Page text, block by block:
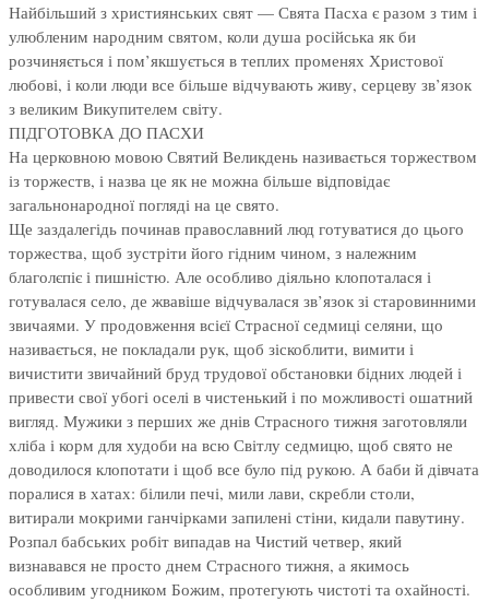
Найбільший з християнських свят — Свята Пасха є разом з тим і
улюбленим народним святом, коли душа російська як би
розчиняється і пом’якшується в теплих променях Христової
любові, і коли люди все більше відчувають живу, серцеву зв’язок
з великим Викупителем світу.
ПІДГОТОВКА ДО ПАСХИ
На церковною мовою Святий Великдень називається торжеством
із торжеств, і назва це як не можна більше відповідає
загальнонародної погляді на це свято.
Ще заздалегідь починав православний люд готуватися до цього
торжества, щоб зустріти його гідним чином, з належним
благолєпіє і пишністю. Але особливо діяльно клопоталася і
готувалася село, де жвавіше відчувалася зв’язок зі старовинними
звичаями. У продовження всієї Страсної седмиці селяни, що
називається, не покладали рук, щоб зіскоблити, вимити і
вичистити звичайний бруд трудової обстановки бідних людей і
привести свої убогі оселі в чистенький і по можливості ошатний
вигляд. Мужики з перших же днів Страсного тижня заготовляли
хліба і корм для худоби на всю Світлу седмицю, щоб свято не
доводилося клопотати і щоб все було під рукою. А баби й дівчата
поралися в хатах: білили печі, мили лави, скребли столи,
витирали мокрими ганчірками запилені стіни, кидали павутину.
Розпал бабських робіт випадав на Чистий четвер, який
визнавався не просто днем Страсного тижня, а якимось
особливим угодником Божим, протегують чистоті та охайності.